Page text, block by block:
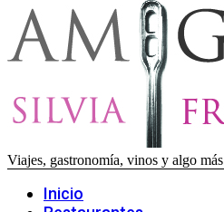
Viajes, gastronomía, vinos y algo más
Inicio